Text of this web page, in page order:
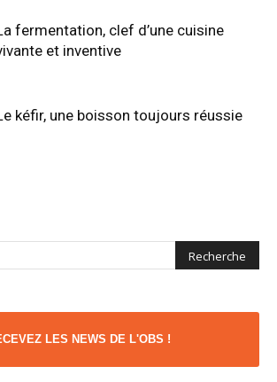
fermentation, clef d’une cuisine
et inventive
kéfir, une boisson toujours réussie
LES NEWS DE L'OBS !